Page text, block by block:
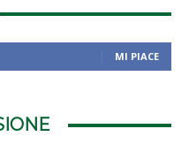
MI PIACE